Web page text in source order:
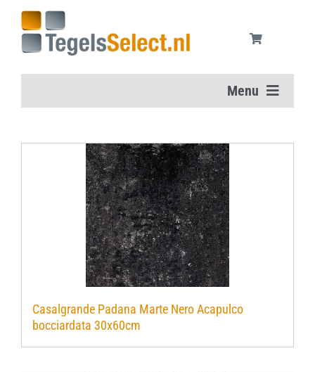
inhoud
Menu
Vloertegels
Wandtegels
Aanbiedingen
Onderhoudsmiddelen
Verwerkingsmaterialen
Casalgrande Padana Marte Nero Acapulco
bocciardata 30x60cm